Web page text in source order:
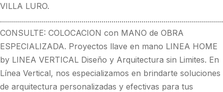
VILLA LURO.
CONSULTE: COLOCACION con MANO de OBRA
ESPECIALIZADA. Proyectos llave en mano LINEA HOME
by LINEA VERTICAL Diseño y Arquitectura sin Limites. En
Línea Vertical, nos especializamos en brindarte soluciones
de arquitectura personalizadas y efectivas para tus